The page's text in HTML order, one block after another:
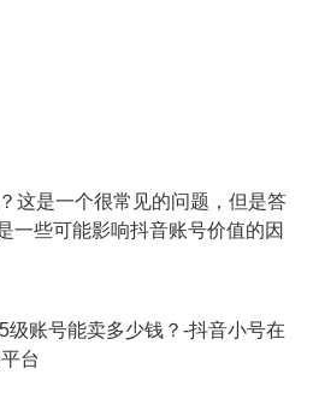
这是一个很常见的问题，但是答
一些可能影响抖音账号价值的因
级账号能卖多少钱？-抖音小号在
台